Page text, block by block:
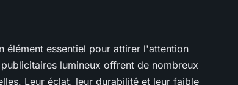
élément essentiel pour attirer l'attention
lumineux offrent de nombreux
Leur éclat, leur durabilité et leur faible